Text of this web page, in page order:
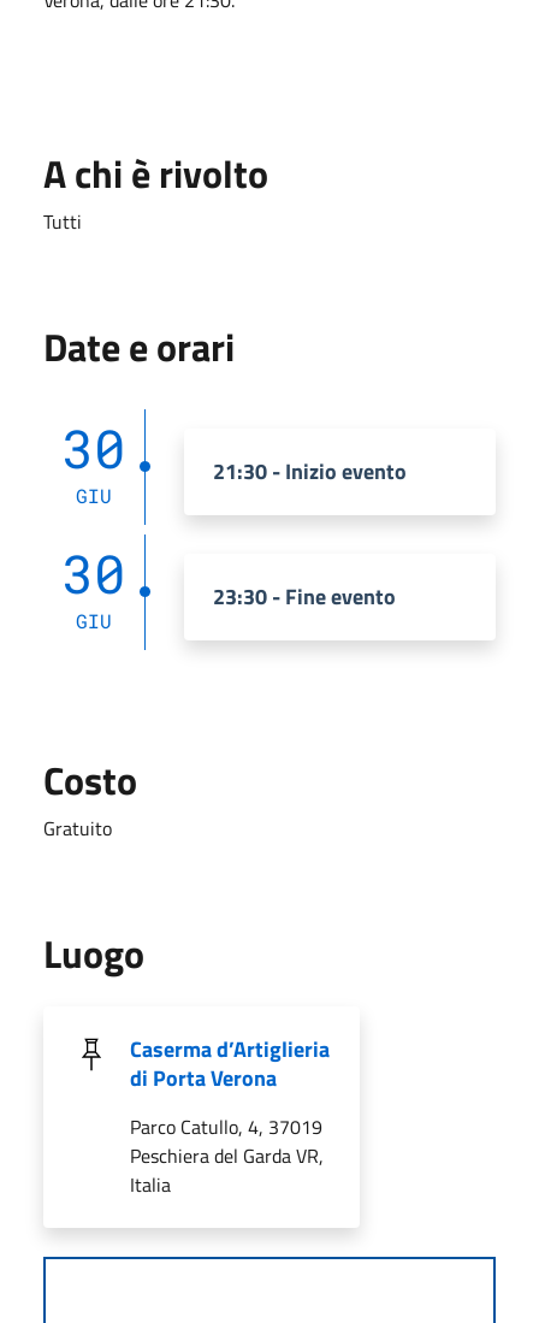
A chi è rivolto
Tutti
Date e orari
30
GIU
21:30 - Inizio evento
30
GIU
23:30 - Fine evento
Costo
Gratuito
Luogo
Caserma d’Artiglieria
di Porta Verona
Parco Catullo, 4, 37019
Peschiera del Garda VR,
Italia